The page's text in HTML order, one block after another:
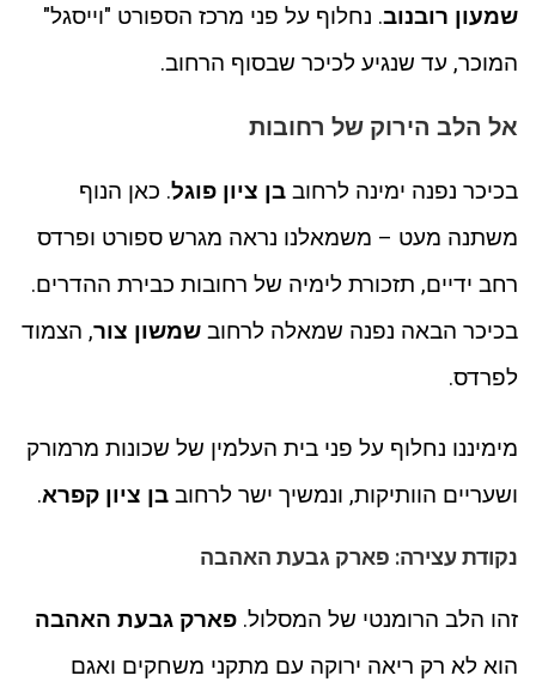
שמעון רובנוב. נחלוף על פני מרכז הספורט "וייסגל"
המוכר, עד שנגיע לכיכר שבסוף הרחוב.
אל הלב הירוק של רחובות
בכיכר נפנה ימינה לרחוב בן ציון פוגל. כאן הנוף
משתנה מעט – משמאלנו נראה מגרש ספורט ופרדס
רחב ידיים, תזכורת לימיה של רחובות כבירת ההדרים.
בכיכר הבאה נפנה שמאלה לרחוב שמשון צור, הצמוד
לפרדס.
מימיננו נחלוף על פני בית העלמין של שכונות מרמורק
ושעריים הוותיקות, ונמשיך ישר לרחוב בן ציון קפרא.
נקודת עצירה: פארק גבעת האהבה
זהו הלב הרומנטי של המסלול. פארק גבעת האהבה
הוא לא רק ריאה ירוקה עם מתקני משחקים ואגם